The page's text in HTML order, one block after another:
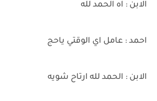
الابن : اه الحمد لله
احمد : عامل اي الوقتي ياحج
الابن : الحمد لله ارتاح شويه